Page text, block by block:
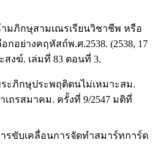
ามภิกษุสามเณรเรียนวิชาชีพ หรือ
อย่างคฤหัสถ์พ.ศ.2538. (2538, 17
งฆ์. เล่มที่ 83 ตอนที่ 3.
ระภิกษุประพฤติตนไม่เหมาะสม.
เถรสมาคม. ครั้งที่ 9/2547 มติที่
ารขับเคลื่อนการจัดทำสมาร์ทการ์ด